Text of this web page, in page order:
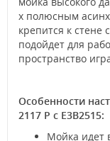
х полюсным
крепится к
подойдет для
пространство
Особенности
2117 P c E3B2515:
Мойка идет